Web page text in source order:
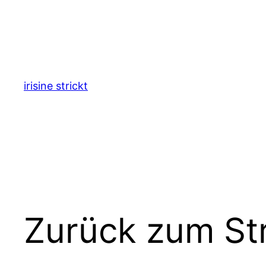
irisine strickt
Zurück zum